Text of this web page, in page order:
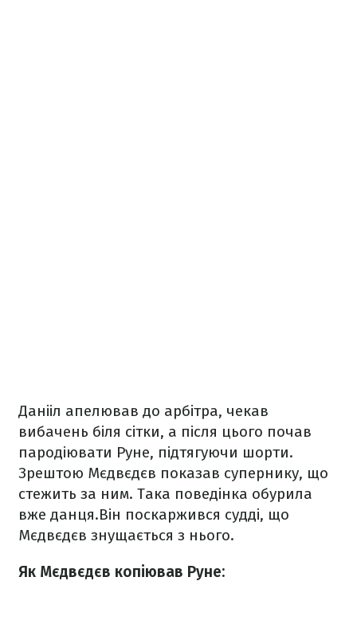
Данііл апелював до арбітра, чекав
вибачень біля сітки, а після цього почав
пародіювати Руне, підтягуючи шорти.
Зрештою Мєдвєдєв показав супернику, що
стежить за ним. Така поведінка обурила
вже данця.Він поскаржився судді, що
Мєдвєдєв знущається з нього.
Як Мєдвєдєв копіював Руне: